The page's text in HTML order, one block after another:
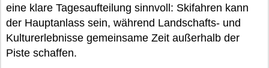
eine klare Tagesaufteilung sinnvoll: Skifahren kann
der Hauptanlass sein, während Landschafts- und
Kulturerlebnisse gemeinsame Zeit außerhalb der
Piste schaffen.